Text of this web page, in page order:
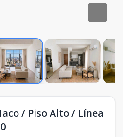
/ Piso Alto / Línea